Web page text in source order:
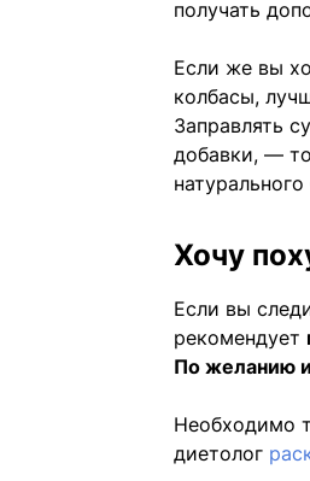
получать
Если же вы
колбасы,
Заправлять
добавки, —
Хочу
Если вы
рекомендует
По желанию
Необходимо
диетолог